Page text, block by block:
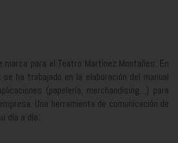
marca para el Teatro Martínez Montañes. En
ha trabajado en la elaboración del manual
(papelería, merchandising…) para
Una herramienta de comunicación de
día a día.